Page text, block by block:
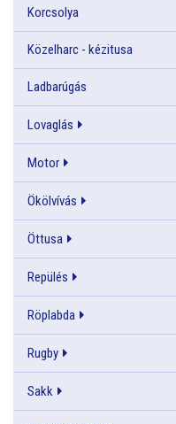
Korcsolya
Közelharc - kézitusa
Ladbarúgás
Lovaglás
Motor
Ökölvívás
Öttusa
Repülés
Röplabda
Rugby
Sakk